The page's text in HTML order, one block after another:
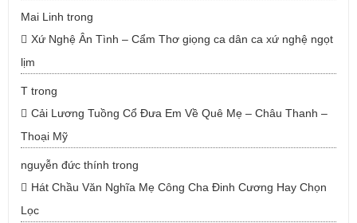
Mai Linh trong
Xứ Nghệ Ân Tình – Cẩm Thơ giọng ca dân ca xứ nghệ ngọt
lịm
T trong
Cải Lương Tuồng Cổ Đưa Em Về Quê Mẹ – Châu Thanh –
Thoại Mỹ
nguyễn đức thính trong
Hát Chầu Văn Nghĩa Mẹ Công Cha Đinh Cương Hay Chọn
Lọc